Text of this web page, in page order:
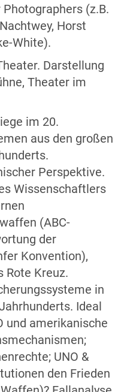
(z.B.
Horst
White).
Darstellung
Theater im
im 20.
aus den großen
Perspektive.
Wissenschaftlers
(ABC-
der
Konvention),
Rote Kreuz.
in
Ideal
und amerikanische
UNO &
den Frieden